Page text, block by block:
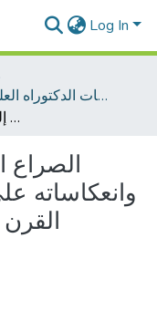
Log In
الأطروحات الدكتوراه العلوم الإنسانية
الصراع الوثني المسيحي في روما وانعكاساته على بلاد المغرب القديم من القرن الأول الميلادي إلى القرن الخامس الميلادي
الصراع
وانعكاساته